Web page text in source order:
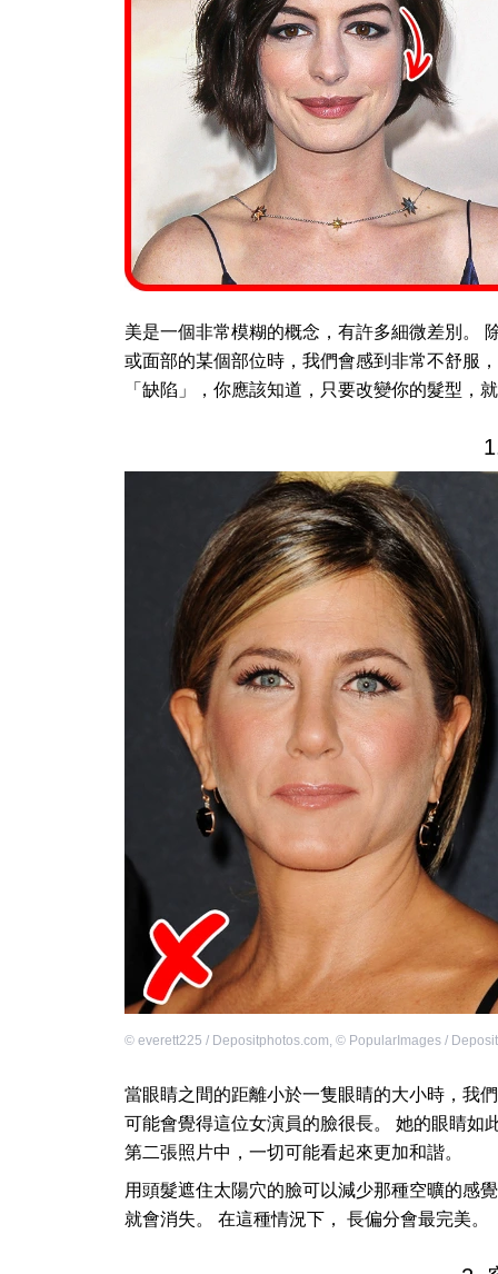
美是一個非常模糊的概念，有許多細微差別。
或面部的某個部位時，我們會感到非常不舒服
「缺陷」，你應該知道，只要改變你的髮型，
© everett225 / Depositphotos.com, © PopularImages /
當眼睛之間的距離小於一隻眼睛的大小時，我
可能會覺得這位女演員的臉很長。 她的眼睛如
第二張照片中，一切可能看起來更加和諧。
用頭髮遮住太陽穴的臉可以減少那種空曠的感
就會消失。 在這種情況下， 長偏分會最完美。